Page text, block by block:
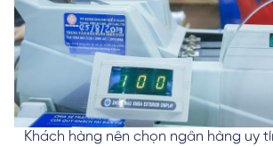
Khách hàng nên chọn ngân hàng uy